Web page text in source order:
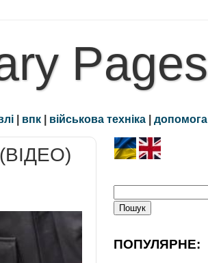
Pages
| впк | військова техніка | допомога
(ВІДЕО)
ПОПУЛЯРНЕ: